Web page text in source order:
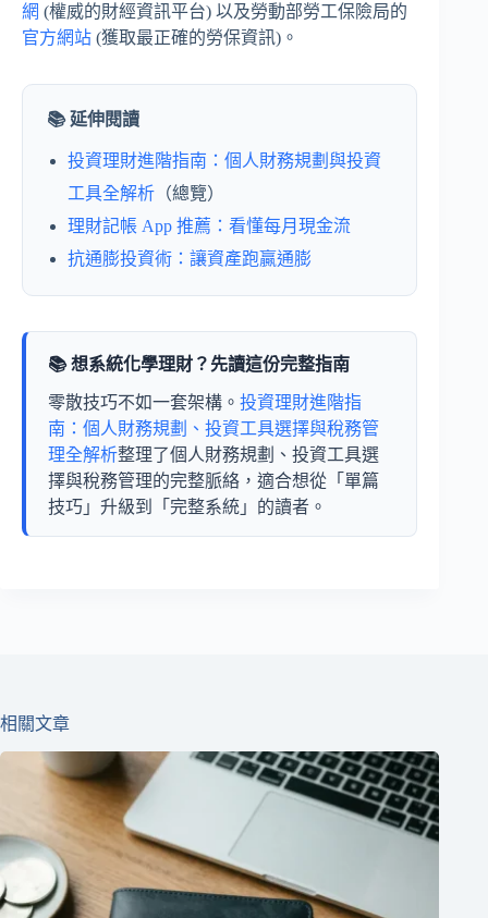
網 (權威的財經資訊平台) 以及勞動部勞工保險局的
官方網站 (獲取最正確的勞保資訊)。
📚 延伸閱讀
投資理財進階指南：個人財務規劃與投資
工具全解析 （總覽）
理財記帳 App 推薦：看懂每月現金流
抗通膨投資術：讓資產跑贏通膨
📚 想系統化學理財？先讀這份完整指南
零散技巧不如一套架構。 投資理財進階指
南：個人財務規劃、投資工具選擇與稅務管
理全解析整理了個人財務規劃、投資工具選
擇與稅務管理的完整脈絡，適合想從「單篇
技巧」升級到「完整系統」的讀者。
相關文章